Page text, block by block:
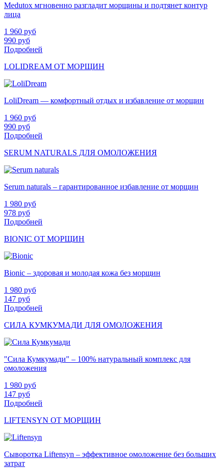
Medutox мгновенно разгладит морщины и подтянет контур
лица
1 960 руб
990 руб
Подробней
LOLIDREAM ОТ МОРЩИН
LoliDream — комфортный отдых и избавление от морщин
1 960 руб
990 руб
Подробней
SERUM NATURALS ДЛЯ ОМОЛОЖЕНИЯ
Serum naturals – гарантированное избавление от морщин
1 980 руб
978 руб
Подробней
BIONIC ОТ МОРЩИН
Bionic – здоровая и молодая кожа без морщин
1 980 руб
147 руб
Подробней
СИЛА КУМКУМАДИ ДЛЯ ОМОЛОЖЕНИЯ
"Сила Кумкумади" – 100% натуральный комплекс для
омоложения
1 980 руб
147 руб
Подробней
LIFTENSYN ОТ МОРЩИН
Сыворотка Liftensyn – эффективное омоложение без больших
затрат